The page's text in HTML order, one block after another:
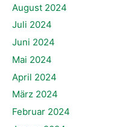
August 2024
Juli 2024
Juni 2024
Mai 2024
April 2024
März 2024
Februar 2024